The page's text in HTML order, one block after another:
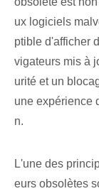
ux logiciels
ptible d'afficher
vigateurs mis à
urité et un
une expérience
n.
L'une des
eurs obsolètes